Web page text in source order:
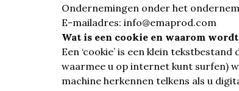
Ondernemingen onder het
E-mailadres: info@emaprod.com
Wat is een cookie en waarom
Een ‘cookie’ is een klein
waarmee u op internet kunt surfen)
machine herkennen telkens als u